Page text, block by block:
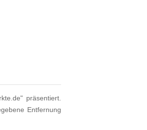
präsentiert.
Entfernung